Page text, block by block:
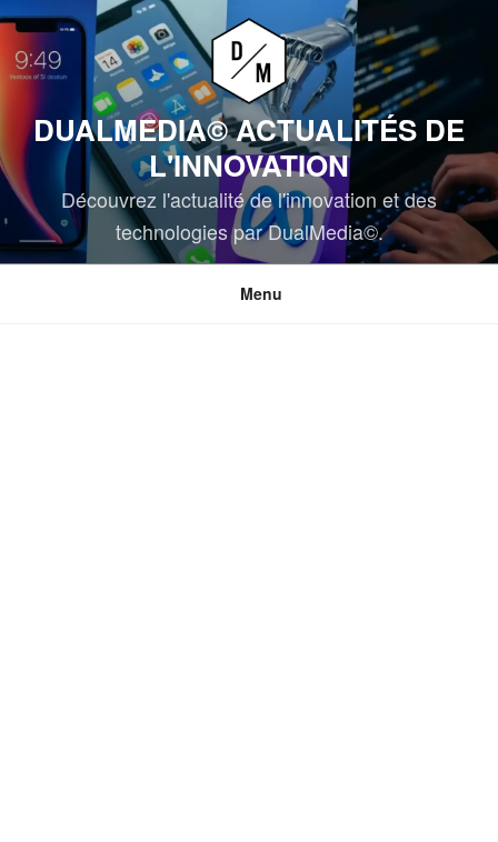
Aller
au
contenu
DUALMEDIA© ACTUALITÉS DE
L'INNOVATION
Découvrez l'actualité de l'innovation et des
technologies par DualMedia©.
Menu